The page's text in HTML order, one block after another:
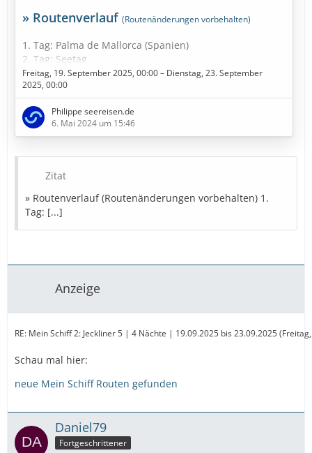
» Routenverlauf (Routenänderungen vorbehalten)
1. Tag: Palma de Mallorca (Spanien)
2. Tag: Seetag
3. Tag: Marseille (Frankreich)
4. Tag: Tarragona (Spanien)
5. Tag: Palma de Mallorca (Spanien)
» Bestpreise in Sicht
» Bestpreise für eure Urlaubsplanung
Ausflugstipps
Freitag, 19. September 2025, 00:00 – Dienstag, 23. September
2025, 00:00
Philippe seereisen.de
6. Mai 2024 um 15:46
Zitat
» Routenverlauf (Routenänderungen vorbehalten) 1.
Tag: [...]
Anzeige
RE: Mein Schiff 2: Jeckliner 5 | 4 Nächte | 19.09.2025 bis 23.09.2025
Schau mal hier:
neue Mein Schiff Routen gefunden
Daniel79
Fortgeschrittener